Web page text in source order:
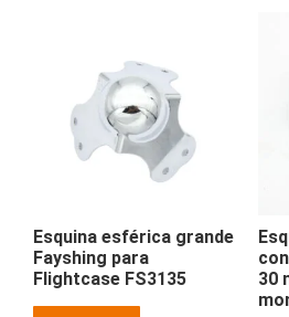
Esquina esférica grande
Fayshing para
Flightcase FS3135
30